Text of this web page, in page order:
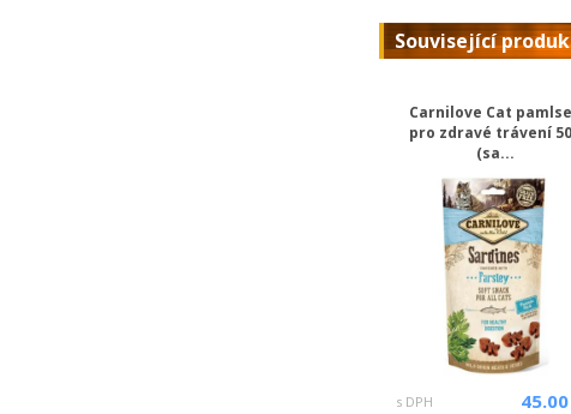
Související
Carnilove Cat
pro zdravé trávení
(sa...
s DPH